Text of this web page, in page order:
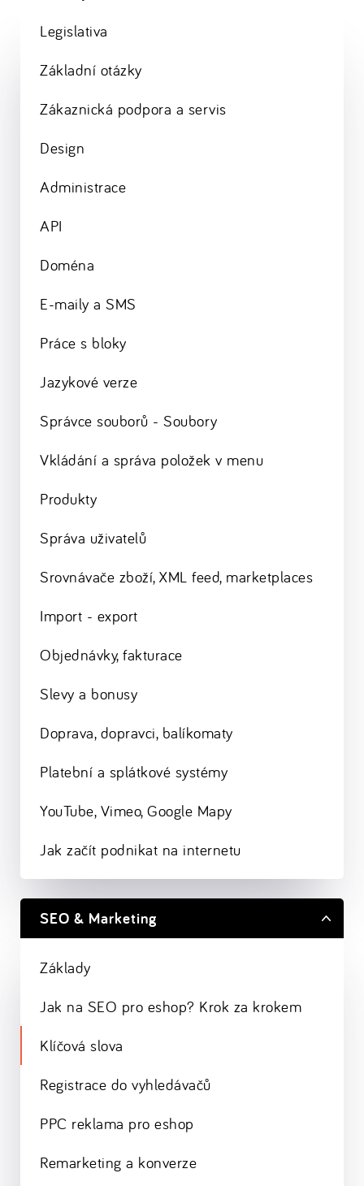
Legislativa
Základní otázky
Zákaznická podpora a servis
Design
Administrace
API
Doména
E-maily a SMS
Práce s bloky
Jazykové verze
Správce souborů - Soubory
Vkládání a správa položek v menu
Produkty
Správa uživatelů
Srovnávače zboží, XML feed, marketplaces
Import - export
Objednávky, fakturace
Slevy a bonusy
Doprava, dopravci, balíkomaty
Platební a splátkové systémy
YouTube, Vimeo, Google Mapy
Jak začít podnikat na internetu
SEO & Marketing
Základy
Jak na SEO pro eshop? Krok za krokem
Klíčová slova
Registrace do vyhledávačů
PPC reklama pro eshop
Remarketing a konverze